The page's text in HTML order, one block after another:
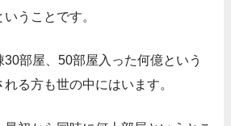
うことです。
30部屋、50部屋入った何億という
る方も世の中にはいます。